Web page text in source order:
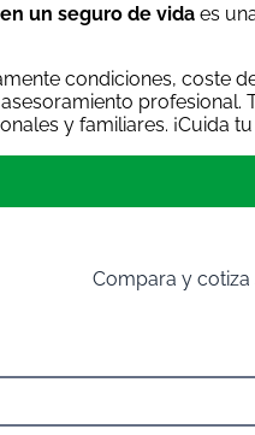
un seguro de vida es
condiciones, coste
profesional.
y familiares. ¡Cuida
Compara y